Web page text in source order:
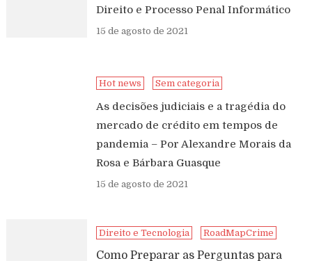
Direito e Processo Penal Informático
15 de agosto de 2021
Hot news Sem categoria
As decisões judiciais e a tragédia do
mercado de crédito em tempos de
pandemia – Por Alexandre Morais da
Rosa e Bárbara Guasque
15 de agosto de 2021
Direito e Tecnologia RoadMapCrime
Como Preparar as Perguntas para